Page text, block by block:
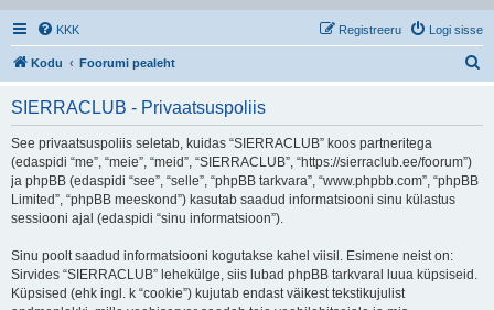
KKK Logi sisse
Registreeru
Kodu Foorumi pealeht
SIERRACLUB - Privaatsuspoliis
See privaatsuspoliis seletab, kuidas “SIERRACLUB” koos partneritega
(edaspidi “me”, “meie”, “meid”, “SIERRACLUB”, “https://sierraclub.ee/foorum”)
ja phpBB (edaspidi “see”, “selle”, “phpBB tarkvara”, “www.phpbb.com”, “phpBB
Limited”, “phpBB meeskond”) kasutab saadud informatsiooni sinu külastus
sessiooni ajal (edaspidi “sinu informatsioon”).
Sinu poolt saadud informatsiooni kogutakse kahel viisil. Esimene neist on:
Sirvides “SIERRACLUB” lehekülge, siis lubad phpBB tarkvaral luua küpsiseid.
Küpsised (ehk ingl. k “cookie”) kujutab endast väikest tekstikujulist